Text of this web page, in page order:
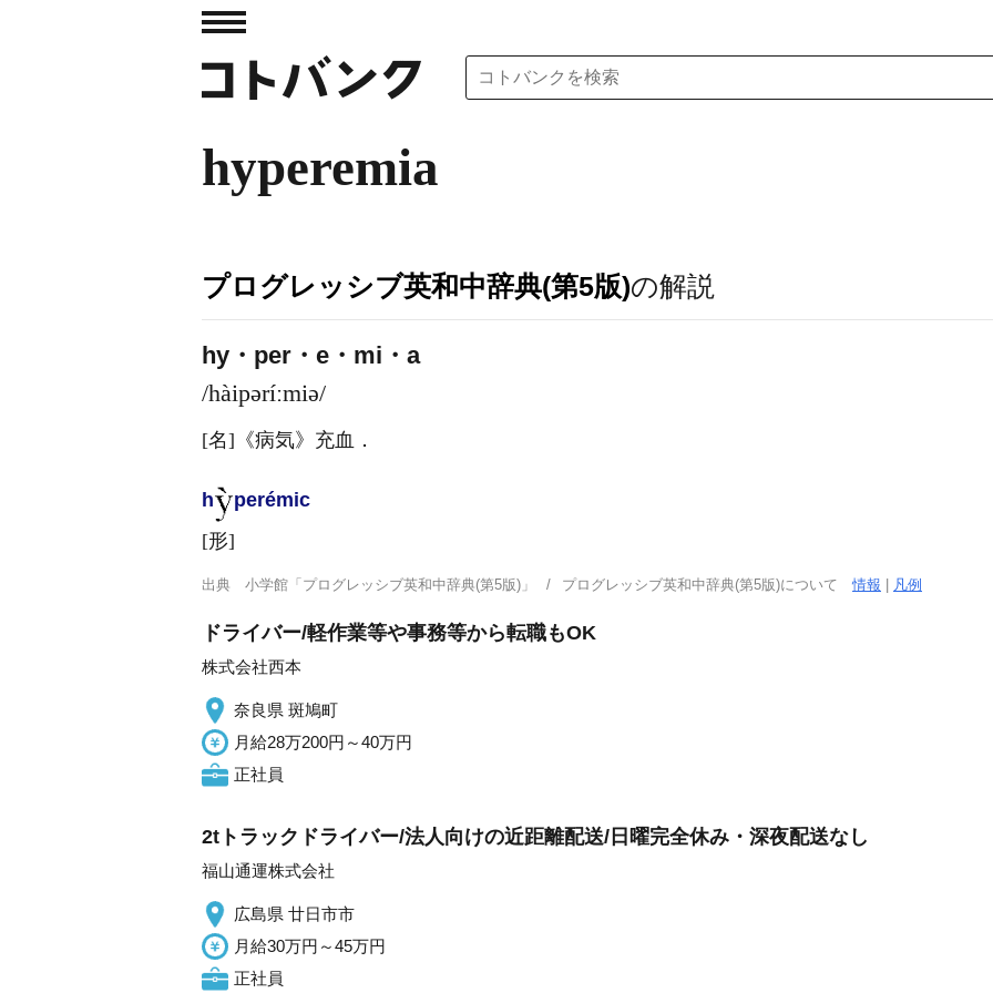
hyperemia
プログレッシブ英和中辞典(第5版)の解説
hy・per・e・mi・a
/hàipəríːmiə/
[名] 《病気》 充血 ．
h
perémic
[形]
出典 小学館「プログレッシブ英和中辞典(第5版)」 プログレッシブ英和中辞典(第5版)について情報 凡例
ドライバー/軽作業等や事務等から転職もOK
株式会社西本
奈良県 斑鳩町
月給28万200円～40万円
正社員
2tトラックドライバー/法人向けの近距離配送/日曜完全休み・深夜配送なし
福山通運株式会社
広島県 廿日市市
月給30万円～45万円
正社員